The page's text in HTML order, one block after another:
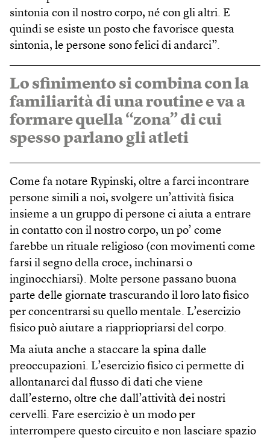
sintonia con il nostro corpo, né con gli altri. E
quindi se esiste un posto che favorisce questa
sintonia, le persone sono felici di andarci”.
Lo sfinimento si combina con la
familiarità di una routine e va a
formare quella “zona” di cui
spesso parlano gli atleti
Come fa notare Rypinski, oltre a farci incontrare
persone simili a noi, svolgere un’attività fisica
insieme a un gruppo di persone ci aiuta a entrare
in contatto con il nostro corpo, un po’ come
farebbe un rituale religioso (con movimenti come
farsi il segno della croce, inchinarsi o
inginocchiarsi). Molte persone passano buona
parte delle giornate trascurando il loro lato fisico
per concentrarsi su quello mentale. L’esercizio
fisico può aiutare a riappriopriarsi del corpo.
Ma aiuta anche a staccare la spina dalle
preoccupazioni. L’esercizio fisico ci permette di
allontanarci dal flusso di dati che viene
dall’esterno, oltre che dall’attività dei nostri
cervelli. Fare esercizio è un modo per
interrompere questo circuito e non lasciare spazio